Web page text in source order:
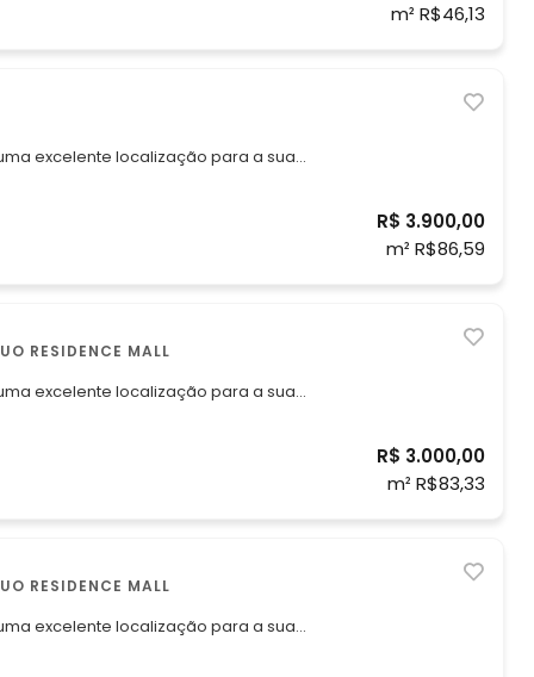
m² R$46,13
excelente localização para a sua
do aluguel R$
R$ 3.900,00
m² R$86,59
ÁGUAS CLARAS , DUO RESIDENCE MALL
excelente localização para a sua
R$ 3.000,00
m² R$83,33
ÁGUAS CLARAS , DUO RESIDENCE MALL
excelente localização para a sua